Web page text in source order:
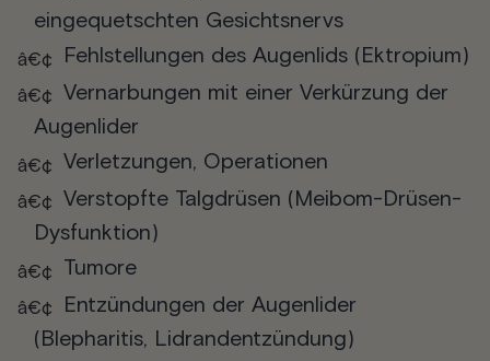
eingequetschten Gesichtsnervs
Fehlstellungen des Augenlids (Ektropium)
Vernarbungen mit einer Verkürzung der
Augenlider
Verletzungen, Operationen
Verstopfte Talgdrüsen (Meibom-Drüsen-
Dysfunktion)
Tumore
Entzündungen der Augenlider
(Blepharitis, Lidrandentzündung)